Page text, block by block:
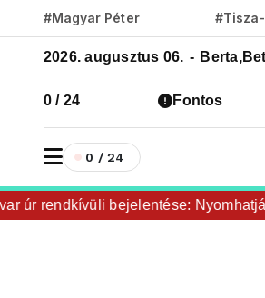
#Magyar Péter
2026. augusztus 06. -
0 / 24 Fontos
0 / 24
úr rendkívüli bejelentése: